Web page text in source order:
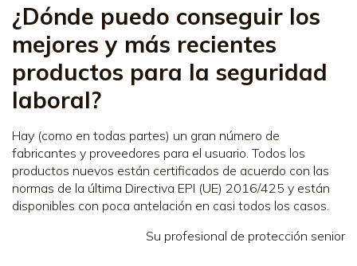
¿Dónde puedo conseguir los
mejores y más recientes
productos para la seguridad
laboral?
Hay (como en todas partes) un gran número de
fabricantes y proveedores para el usuario. Todos los
productos nuevos están certificados de acuerdo con las
normas de la última Directiva EPI (UE) 2016/425 y están
disponibles con poca antelación en casi todos los casos.
Su profesional de protección senior